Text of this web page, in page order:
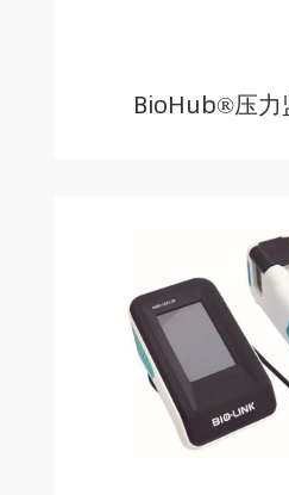
BioHub®压力